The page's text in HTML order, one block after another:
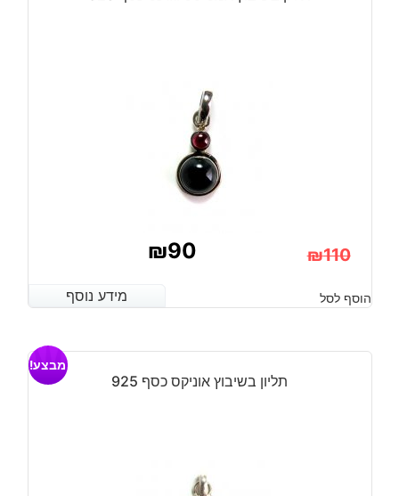
₪110
המקורי
היה:
₪90
הנוכחי
הוא:
מידע נוסף הוסף לסל מידע נוסף
תליון בשיבוץ אוניקס כסף 925
מבצע!